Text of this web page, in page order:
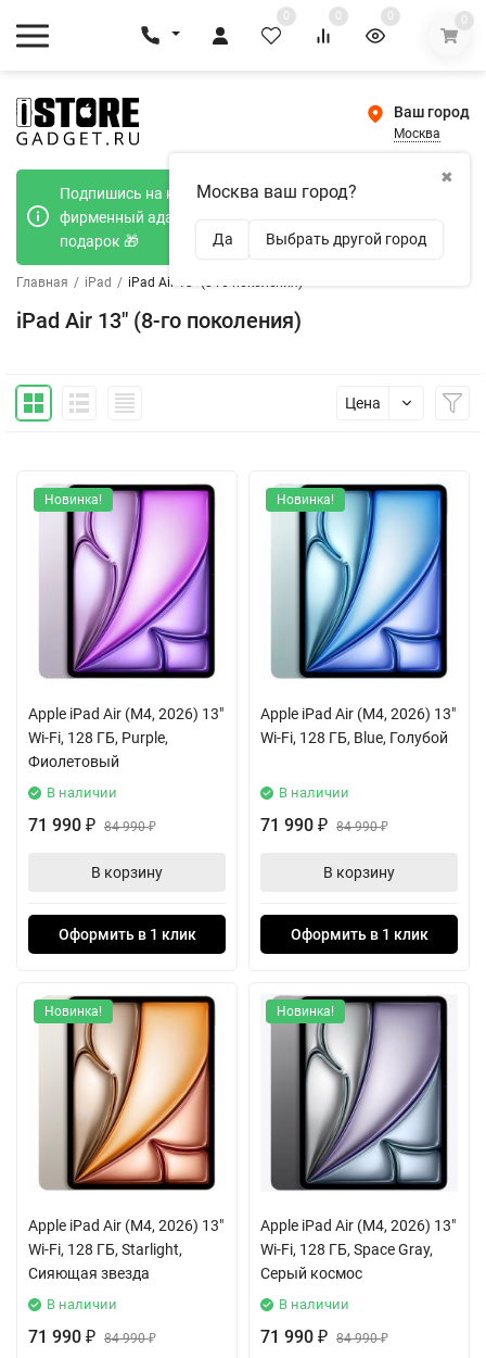
0 0 0 0
Ваш город
Москва
✖
Москва ваш город?
Да Выбрать другой город
Подпишись на наш телеграмм канал и получи
фирменный адаптер Type-C 20W при покупке в
подарок 🎁
Главная / iPad / iPad Air 13" (8-го поколения)
iPad Air 13" (8-го поколения)
Цена
Новинка!
Apple iPad Air (M4, 2026) 13"
Wi-Fi, 128 ГБ, Purple,
Фиолетовый
В наличии
71 990 ₽ 84 990₽
В корзину
Оформить в 1 клик
Новинка!
Apple iPad Air (M4, 2026) 13"
Wi-Fi, 128 ГБ, Blue, Голубой
В наличии
71 990 ₽ 84 990₽
В корзину
Оформить в 1 клик
Новинка!
Apple iPad Air (M4, 2026) 13"
Wi-Fi, 128 ГБ, Starlight,
Сияющая звезда
В наличии
71 990 ₽ 84 990₽
Новинка!
Apple iPad Air (M4, 2026) 13"
Wi-Fi, 128 ГБ, Space Gray,
Серый космос
В наличии
71 990 ₽ 84 990₽